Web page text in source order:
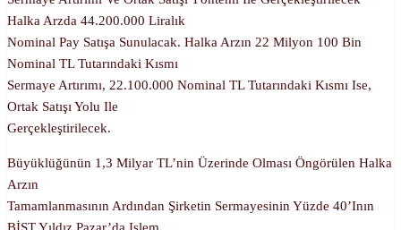
Halka Arzda 44.200.000 Liralık
Nominal Pay Satışa Sunulacak. Halka Arzın 22 Milyon 100 Bin
Nominal TL Tutarındaki Kısmı
Sermaye Artırımı, 22.100.000 Nominal TL Tutarındaki Kısmı Ise,
Ortak Satışı Yolu Ile
Gerçekleştirilecek.
Büyüklüğünün 1,3 Milyar TL’nin Üzerinde Olması Öngörülen Halka
Arzın
Tamamlanmasının Ardından Şirketin Sermayesinin Yüzde 40’ının